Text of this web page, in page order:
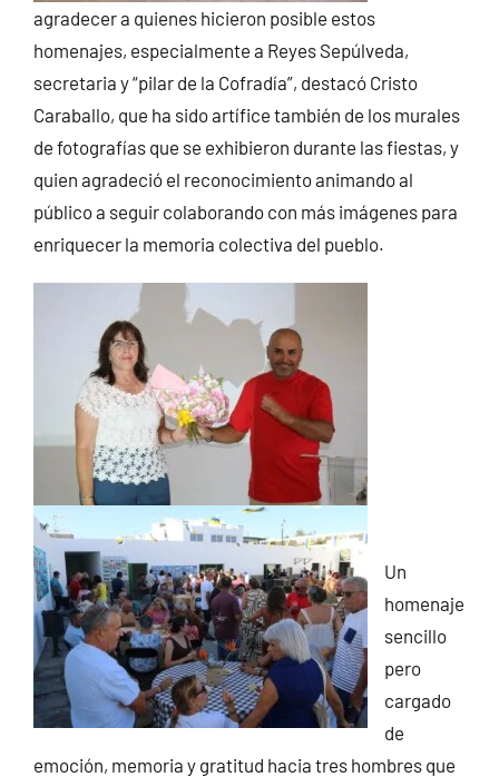
agradecer a quienes hicieron posible estos
homenajes, especialmente a Reyes Sepúlveda,
secretaria y “pilar de la Cofradía”, destacó Cristo
Caraballo, que ha sido artífice también de los murales
de fotografías que se exhibieron durante las fiestas, y
quien agradeció el reconocimiento animando al
público a seguir colaborando con más imágenes para
enriquecer la memoria colectiva del pueblo.
Un
homenaje
sencillo
pero
cargado
de
emoción, memoria y gratitud hacia tres hombres que